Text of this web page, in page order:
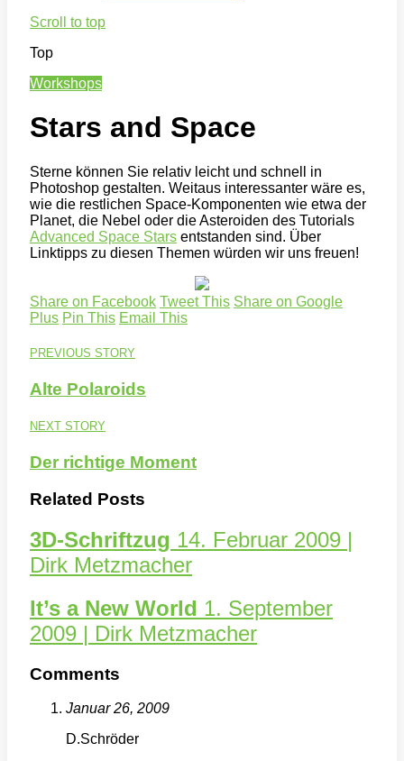
Scroll to top
Top
Workshops
Stars and Space
Sterne können Sie relativ leicht und schnell in
Photoshop gestalten. Weitaus interessanter wäre es,
wie die restlichen Space-Komponenten wie etwa der
Planet, die Nebel oder die Asteroiden des Tutorials
Advanced Space Stars entstanden sind. Über
Linktipps zu diesen Themen würden wir uns freuen!
Share on Facebook Tweet This Share on Google
Plus Pin This Email This
PREVIOUS STORY
Alte Polaroids
NEXT STORY
Der richtige Moment
Related Posts
3D-Schriftzug 14. Februar 2009 |
Dirk Metzmacher
It’s a New World 1. September
2009 | Dirk Metzmacher
Comments
Januar 26, 2009
D.Schröder